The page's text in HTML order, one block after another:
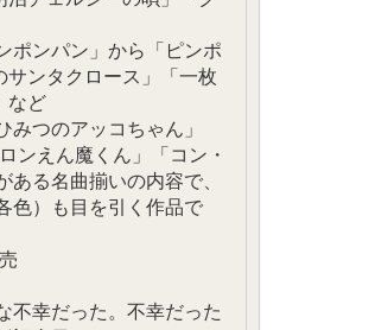
ポンパン」から「ピンポ
サンタクロース」「一枚
など
みつのアッコちゃん」
ンえん魔くん」「コン・
る名曲揃いの内容で、
色）も目を引く作品で
不幸だった。不幸だった